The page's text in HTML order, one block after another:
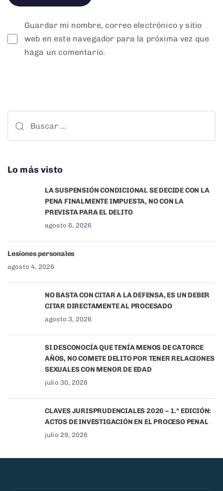
Guardar mi nombre, correo electrónico y sitio
web en este navegador para la próxima vez que
haga un comentario.
Lo más visto
LA SUSPENSIÓN CONDICIONAL SE DECIDE CON LA
PENA FINALMENTE IMPUESTA, NO CON LA
PREVISTA PARA EL DELITO
agosto 6, 2026
Lesiones personales
agosto 4, 2026
NO BASTA CON CITAR A LA DEFENSA, ES UN DEBER
CITAR DIRECTAMENTE AL PROCESADO
agosto 3, 2026
SI DESCONOCÍA QUE TENÍA MENOS DE CATORCE
AÑOS, NO COMETE DELITO POR TENER RELACIONES
SEXUALES CON MENOR DE EDAD
julio 30, 2026
CLAVES JURISPRUDENCIALES 2026 – 1.ª EDICIÓN:
ACTOS DE INVESTIGACIÓN EN EL PROCESO PENAL
julio 29, 2026